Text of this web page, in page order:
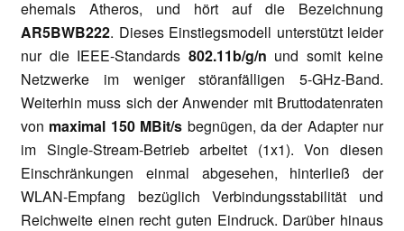
ehemals Atheros, und hört auf die Bezeichnung
AR5BWB222. Dieses Einstiegsmodell unterstützt leider
nur die IEEE-Standards 802.11b/g/n und somit keine
Netzwerke im weniger störanfälligen 5-GHz-Band.
Weiterhin muss sich der Anwender mit Bruttodatenraten
von maximal 150 MBit/s begnügen, da der Adapter nur
im Single-Stream-Betrieb arbeitet (1x1). Von diesen
Einschränkungen einmal abgesehen, hinterließ der
WLAN-Empfang bezüglich Verbindungsstabilität und
Reichweite einen recht guten Eindruck. Darüber hinaus